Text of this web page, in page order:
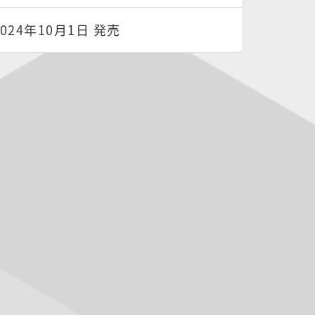
年10月1日 発売